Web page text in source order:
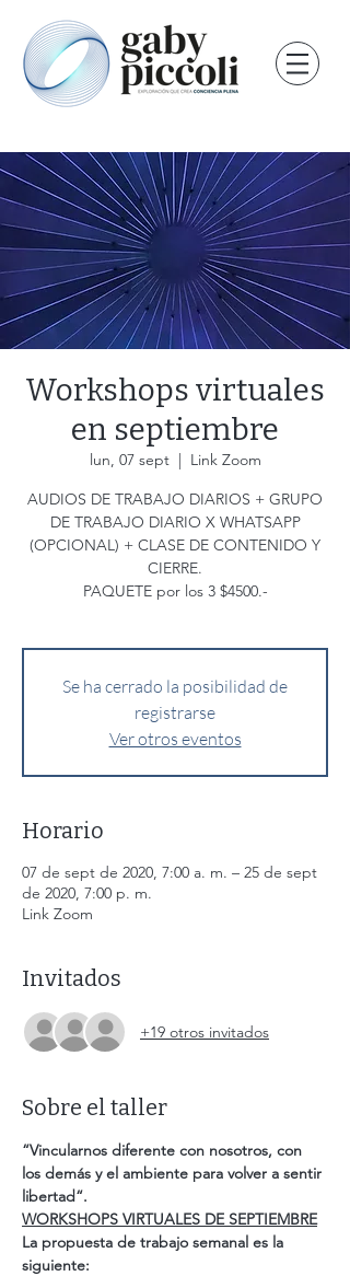
Workshops virtuales
en septiembre
lun, 07 sept
  |
Link Zoom
AUDIOS DE TRABAJO DIARIOS + GRUPO
DE TRABAJO DIARIO X WHATSAPP
(OPCIONAL) + CLASE DE CONTENIDO Y
CIERRE.
PAQUETE por los 3 $4500.-
Se ha cerrado la posibilidad de
registrarse
Ver otros eventos
Horario
07 de sept de 2020, 7:00 a. m. – 25 de sept
de 2020, 7:00 p. m.
Link Zoom
Invitados
+19 otros invitados
Sobre el taller
“Vincularnos diferente con nosotros, con
los demás y el ambiente para volver a sentir
libertad“.
WORKSHOPS VIRTUALES DE SEPTIEMBRE
La propuesta de trabajo semanal es la
siguiente: